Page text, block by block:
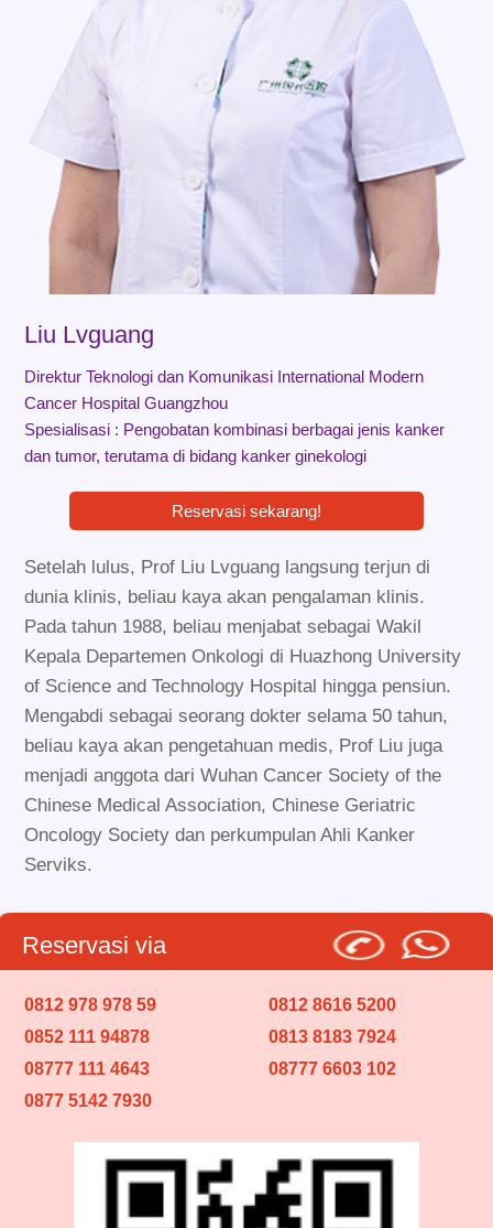
Liu Lvguang
Direktur Teknologi dan Komunikasi International Modern
Cancer Hospital Guangzhou
Spesialisasi : Pengobatan kombinasi berbagai jenis kanker
dan tumor, terutama di bidang kanker ginekologi
Reservasi sekarang!
Setelah lulus, Prof Liu Lvguang langsung terjun di
dunia klinis, beliau kaya akan pengalaman klinis.
Pada tahun 1988, beliau menjabat sebagai Wakil
Kepala Departemen Onkologi di Huazhong University
of Science and Technology Hospital hingga pensiun.
Mengabdi sebagai seorang dokter selama 50 tahun,
beliau kaya akan pengetahuan medis, Prof Liu juga
menjadi anggota dari Wuhan Cancer Society of the
Chinese Medical Association, Chinese Geriatric
Oncology Society dan perkumpulan Ahli Kanker
Serviks.
Reservasi via
0812 978 978 59
0812 8616 5200
0852 111 94878
0813 8183 7924
08777 111 4643
08777 6603 102
0877 5142 7930